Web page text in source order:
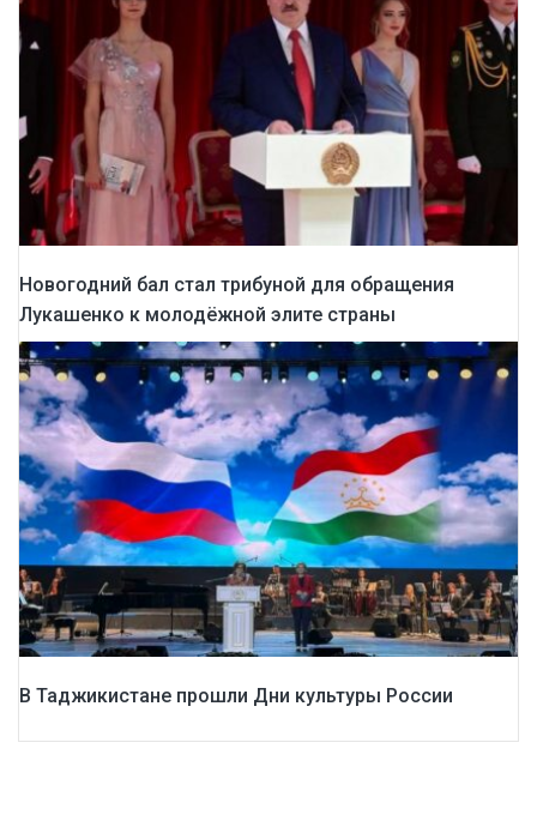
Новогодний бал стал трибуной для обращения
Лукашенко к молодёжной элите страны
В Таджикистане прошли Дни культуры России